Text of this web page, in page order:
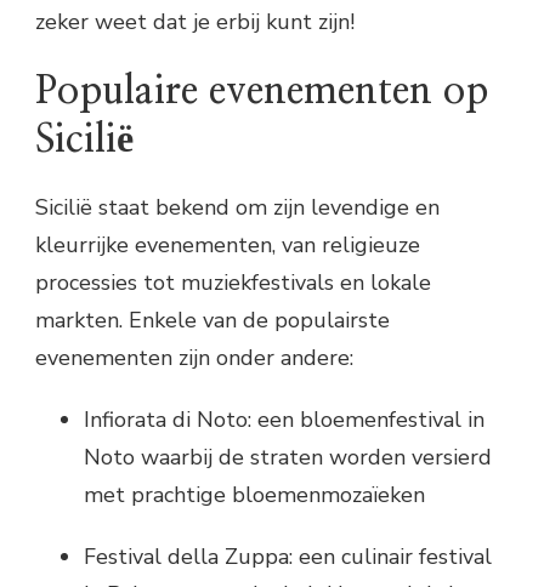
zeker weet dat je erbij kunt zijn!
Populaire evenementen op
Sicilië
Sicilië staat bekend om zijn levendige en
kleurrijke evenementen, van religieuze
processies tot muziekfestivals en lokale
markten. Enkele van de populairste
evenementen zijn onder andere:
Infiorata di Noto: een bloemenfestival in
Noto waarbij de straten worden versierd
met prachtige bloemenmozaïeken
Festival della Zuppa: een culinair festival